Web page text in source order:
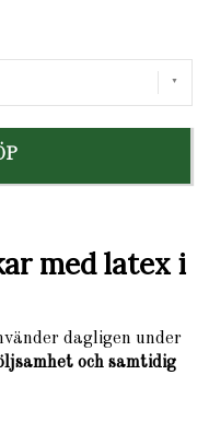
med latex i
dagligen under
och samtidig